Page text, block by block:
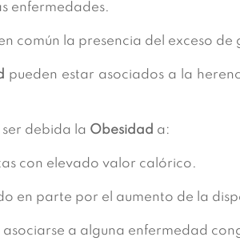
enfermedades.
común la presencia del exceso de
pueden estar asociados a la
debida la Obesidad a:
con elevado valor calórico.
en parte por el aumento de la
asociarse a alguna enfermedad